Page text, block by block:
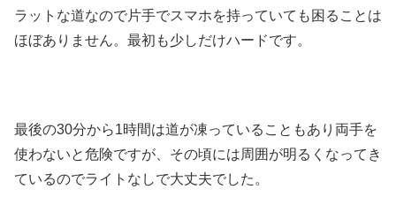
ラットな道なので片手でスマホを持っていても困ることは
ほぼありません。最初も少しだけハードです。
最後の30分から1時間は道が凍っていることもあり両手を
使わないと危険ですが、その頃には周囲が明るくなってき
ているのでライトなしで大丈夫でした。